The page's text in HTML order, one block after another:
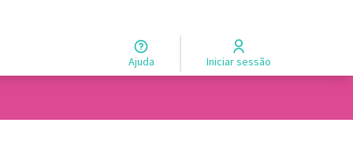
Ajuda Iniciar sessão